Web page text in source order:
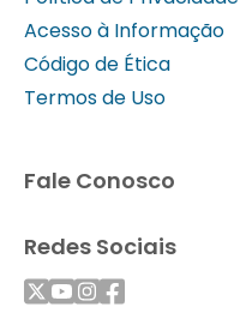
Acesso à Informação
Código de Ética
Termos de Uso
Fale Conosco
Redes Sociais